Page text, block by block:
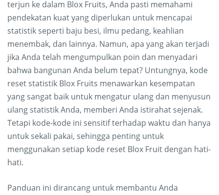
terjun ke dalam Blox Fruits, Anda pasti memahami
pendekatan kuat yang diperlukan untuk mencapai
statistik seperti baju besi, ilmu pedang, keahlian
menembak, dan lainnya. Namun, apa yang akan terjadi
jika Anda telah mengumpulkan poin dan menyadari
bahwa bangunan Anda belum tepat? Untungnya, kode
reset statistik Blox Fruits menawarkan kesempatan
yang sangat baik untuk mengatur ulang dan menyusun
ulang statistik Anda, memberi Anda istirahat sejenak.
Tetapi kode-kode ini sensitif terhadap waktu dan hanya
untuk sekali pakai, sehingga penting untuk
menggunakan setiap kode reset Blox Fruit dengan hati-
hati.
Panduan ini dirancang untuk membantu Anda